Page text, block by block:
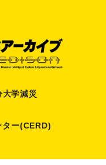
学減災
ター(CERD)